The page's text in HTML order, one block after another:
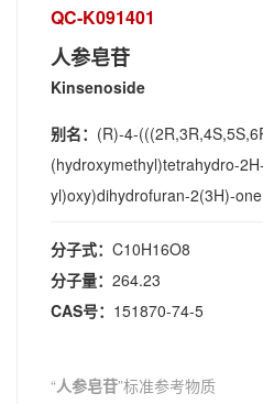
QC-K091401
人参皂苷
Kinsenoside
别名： (R)-4-
(hydroxymethyl)tetrahydro-
yl)oxy)dihydrofuran-2(3H)-one
分子式： C10H16O8
分子量： 264.23
CAS号： 151870-74-5
“人参皂苷”标准参考物质